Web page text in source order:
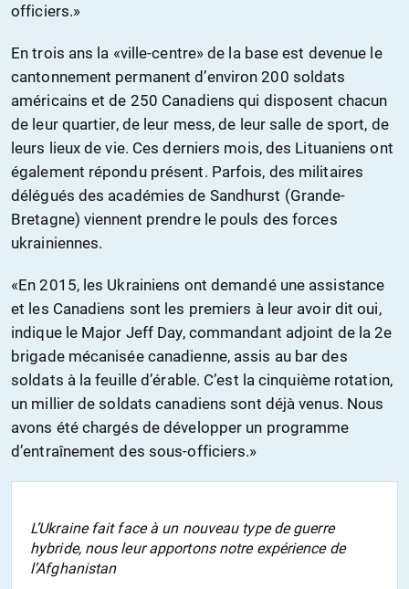
officiers.»
En trois ans la «ville-centre» de la base est devenue le
cantonnement permanent d’environ 200 soldats
américains et de 250 Canadiens qui disposent chacun
de leur quartier, de leur mess, de leur salle de sport, de
leurs lieux de vie. Ces derniers mois, des Lituaniens ont
également répondu présent. Parfois, des militaires
délégués des académies de Sandhurst (Grande-
Bretagne) viennent prendre le pouls des forces
ukrainiennes.
«En 2015, les Ukrainiens ont demandé une assistance
et les Canadiens sont les premiers à leur avoir dit oui,
indique le Major Jeff Day, commandant adjoint de la 2e
brigade mécanisée canadienne, assis au bar des
soldats à la feuille d’érable. C’est la cinquième rotation,
un millier de soldats canadiens sont déjà venus. Nous
avons été chargés de développer un programme
d’entraînement des sous-officiers.»
L’Ukraine fait face à un nouveau type de guerre
hybride, nous leur apportons notre expérience de
l’Afghanistan